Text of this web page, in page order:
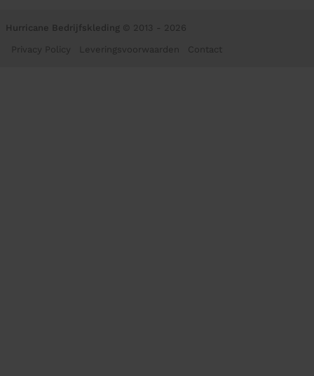
Hurricane Bedrijfskleding © 2013 - 2026
Privacy Policy Leveringsvoorwaarden Contact